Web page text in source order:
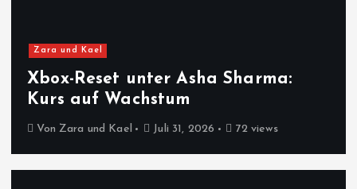
Zara und Kael
Xbox-Reset unter Asha Sharma:
Kurs auf Wachstum
Von Zara und Kael Juli 31, 2026 72 views